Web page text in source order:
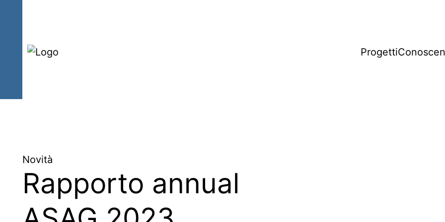
Progetti
Novità
Rapporto annual